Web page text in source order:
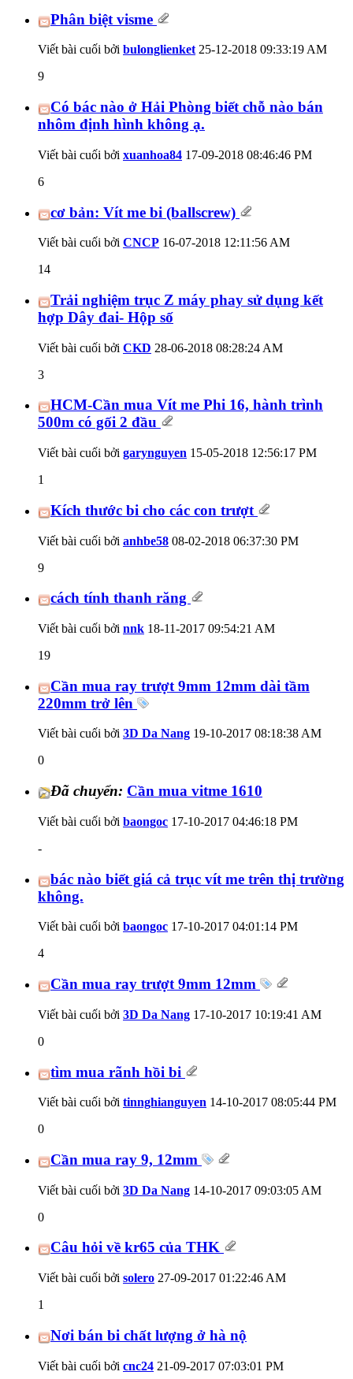
Phân biệt visme
Viết bài cuối bởi bulonglienket25-12-2018 09:33:19 AM
9
Có bác nào ở Hải Phòng biết chỗ nào bán
nhôm định hình không ạ.
Viết bài cuối bởi xuanhoa84 17-09-2018 08:46:46 PM
6
cơ bản: Vít me bi (ballscrew)
Viết bài cuối bởi CNCP 16-07-2018 12:11:56 AM
14
Trải nghiệm trục Z máy phay sử dụng kết
hợp Dây đai- Hộp số
Viết bài cuối bởi CKD 28-06-2018 08:28:24 AM
3
HCM-Cần mua Vít me Phi 16, hành trình
500m có gối 2 đầu
Viết bài cuối bởi garynguyen 15-05-2018 12:56:17 PM
1
Kích thước bi cho các con trượt
Viết bài cuối bởi anhbe58 08-02-2018 06:37:30 PM
9
cách tính thanh răng
Viết bài cuối bởi nnk 18-11-2017 09:54:21 AM
19
Cần mua ray trượt 9mm 12mm dài tầm
220mm trở lên
Viết bài cuối bởi 3D Da Nang 19-10-2017 08:18:38 AM
0
Đã chuyển: Cần mua vitme 1610
Viết bài cuối bởi baongoc 17-10-2017 04:46:18 PM
-
bác nào biết giá cả trục vít me trên thị trường
không.
Viết bài cuối bởi baongoc 17-10-2017 04:01:14 PM
4
Cần mua ray trượt 9mm 12mm
Viết bài cuối bởi 3D Da Nang 17-10-2017 10:19:41 AM
0
tìm mua rãnh hồi bi
Viết bài cuối bởi tinnghianguyen 14-10-2017 08:05:44 PM
0
Cần mua ray 9, 12mm
Viết bài cuối bởi 3D Da Nang 14-10-2017 09:03:05 AM
0
Câu hỏi về kr65 của THK
Viết bài cuối bởi solero 27-09-2017 01:22:46 AM
1
Nơi bán bi chất lượng ở hà nộ
Viết bài cuối bởi cnc24 21-09-2017 07:03:01 PM